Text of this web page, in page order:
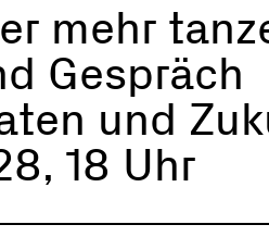
mehr
Gespräch
und
18 Uhr